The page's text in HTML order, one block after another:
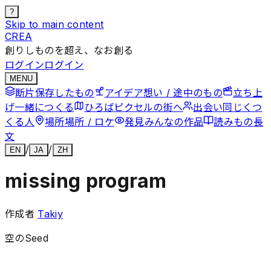
?
Skip to main content
CREA
創りしものを超え、なお創る
ログインログイン
MENU
断片保存したもの アイデア想い / 途中のもの
立ち上
げ一緒につくる ひろばピクセルの街へ 出会い同じくつ
くる人
場所場所 / ロケ 発見みんなの作品 読みもの長
文
EN / JA / ZH
missing program
作成者 Takiy
空のSeed